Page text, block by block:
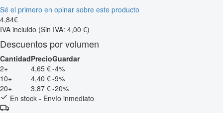
Sé el primero en opinar sobre este producto
4,84€
IVA incluido (Sin IVA: 4,00 €)
Descuentos por volumen
CantidadPrecioGuardar
2+
4,65 €-4%
10+
4,40 €-9%
20+
3,87 €-20%
En stock - Envío inmediato